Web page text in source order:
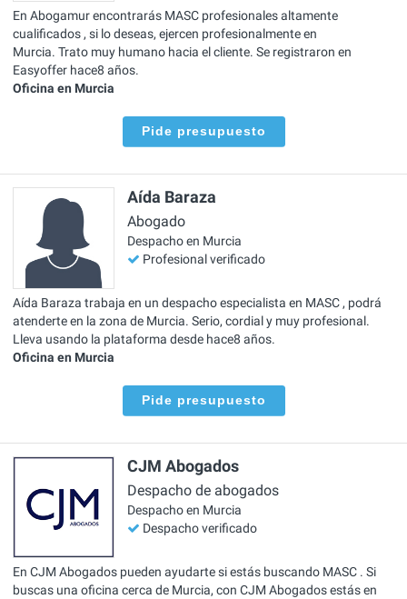
En Abogamur encontrarás MASC profesionales altamente
cualificados , si lo deseas, ejercen profesionalmente en
Murcia. Trato muy humano hacia el cliente. Se registraron en
Easyoffer hace8 años.
Oficina en Murcia
Pide presupuesto
Aída Baraza
Abogado
Despacho en Murcia
Profesional verificado
Aída Baraza trabaja en un despacho especialista en MASC , podrá
atenderte en la zona de Murcia. Serio, cordial y muy profesional.
Lleva usando la plataforma desde hace8 años.
Oficina en Murcia
Pide presupuesto
CJM Abogados
Despacho de abogados
Despacho en Murcia
Despacho verificado
En CJM Abogados pueden ayudarte si estás buscando MASC . Si
buscas una oficina cerca de Murcia, con CJM Abogados estás en